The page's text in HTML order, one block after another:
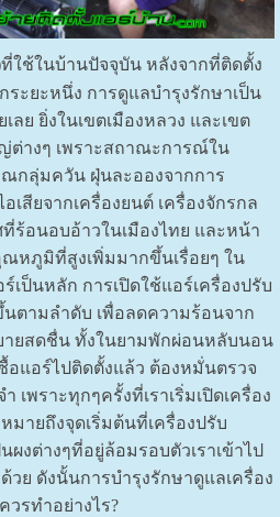
ใช้ในบ้านปัจจุบัน หลังจากที่ติดตั้ง
ระยะหนึ่ง การดูแลบำรุงรักษาเป็น
ย ยิ่งในเขตเมืองหลวง และเขต
างๆ เพราะสถาณะการณ์ใน
กลุ่มควัน ฝุ่นละอองจากการ
เสียจากเครื่องยนต์ เครื่องจักรกล
ร้อนอบอ้าวในเมืองไทย และหน้า
หภูมิที่สูงเพิ่มมากขึ้นเรื่อยๆ ใน
เป็นหลัก การเปิดใช้แอร์เครื่องปรับ
ตามลำดับ เพื่อลดความร้อนจาก
ายสดชื่น ทั้งในยามพักผ่อนหลับนอน
แอร์ไปติดตั้งแล้ว ต้องหมั่นตรวจ
เพราะทุกๆครั้งที่เราเริ่มเปิดเครื่อง
ายถึงจุดเริ่มต้นที่เครื่องปรับ
ผงต่างๆที่อยู่ล้อมรอบตัวเราเข้าไป
วย ดังนั้นการบำรุงรักษาดูแลเครื่อง
วรทำอย่างไร?